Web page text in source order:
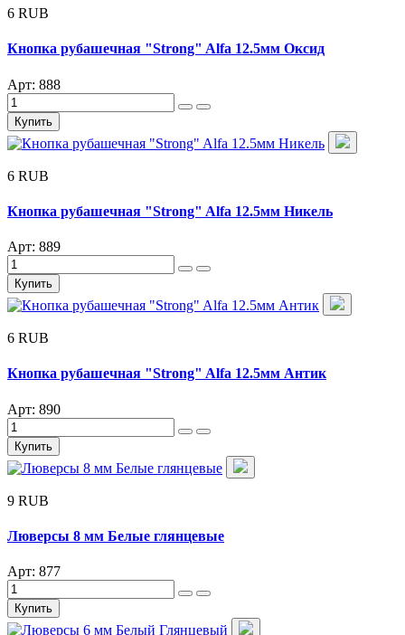
6 RUB
Кнопка рубашечная "Strong" Alfa 12.5мм Оксид
Арт: 888
Купить
6 RUB
Кнопка рубашечная "Strong" Alfa 12.5мм Никель
Арт: 889
Купить
6 RUB
Кнопка рубашечная "Strong" Alfa 12.5мм Антик
Арт: 890
Купить
9 RUB
Люверсы 8 мм Белые глянцевые
Арт: 877
Купить